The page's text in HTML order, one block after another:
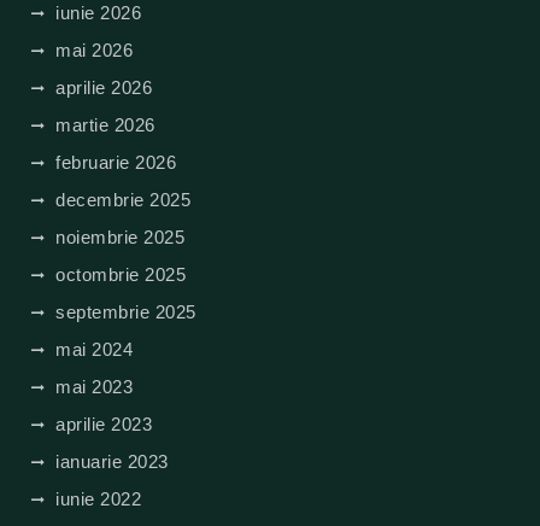
iunie 2026
mai 2026
aprilie 2026
martie 2026
februarie 2026
decembrie 2025
noiembrie 2025
octombrie 2025
septembrie 2025
mai 2024
mai 2023
aprilie 2023
ianuarie 2023
iunie 2022